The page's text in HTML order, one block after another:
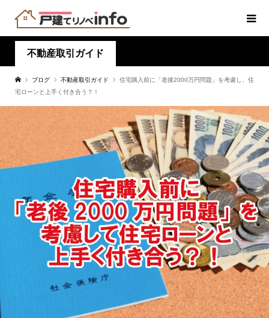
不動産取引ガイド
ブログ 不動産取引ガイド
住宅購入前に「老後2000万円問題」を考慮し、住
宅ローンと上手く付き合う？！